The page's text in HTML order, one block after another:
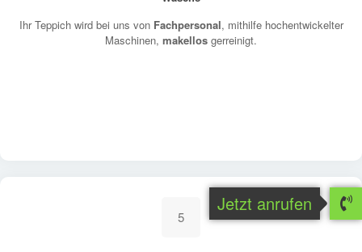
Ihr Teppich wird bei uns von Fachpersonal, mithilfe hochentwickelter
Maschinen, makellos gerreinigt.
5
Jetzt anrufen